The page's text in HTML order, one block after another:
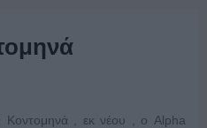
Κοντομηνά , εκ νέου , ο Alpha